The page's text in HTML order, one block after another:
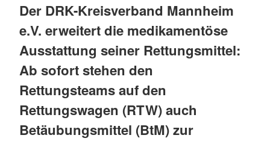
Der DRK-Kreisverband Mannheim
e.V. erweitert die medikamentöse
Ausstattung seiner Rettungsmittel:
Ab sofort stehen den
Rettungsteams auf den
Rettungswagen (RTW) auch
Betäubungsmittel (BtM) zur